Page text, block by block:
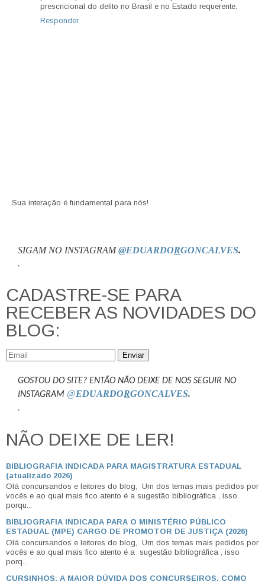
prescricional do delito no Brasil e no Estado requerente.
Responder
Sua interação é fundamental para nós!
SIGAM NO INSTAGRAM@EDUARDORGONCALVES.
.
CADASTRE-SE PARA
RECEBER AS NOVIDADES DO
BLOG:
Enviar
GOSTOU DO SITE? ENTÃO NÃO DEIXE DE NOS SEGUIR NO
INSTAGRAM @EDUARDORGONCALVES.
.
NÃO DEIXE DE LER!
BIBLIOGRAFIA INDICADA PARA MAGISTRATURA ESTADUAL
(atualizado 2026)
Olá concursandos e leitores do blog, Um dos temas mais pedidos por
vocês e ao qual mais fico atento é a sugestão bibliográfica , isso
porqu...
BIBLIOGRAFIA INDICADA PARA O MINISTÉRIO PÚBLICO
ESTADUAL (MPE) CARGO DE PROMOTOR DE JUSTIÇA (2026)
Olá concursandos e leitores do blog, Um dos temas mais pedidos por
vocês e ao qual mais fico atento é a sugestão bibliográfica , isso
porq...
CURSINHOS: A MAIOR DÚVIDA DOS CONCURSEIROS. COMO